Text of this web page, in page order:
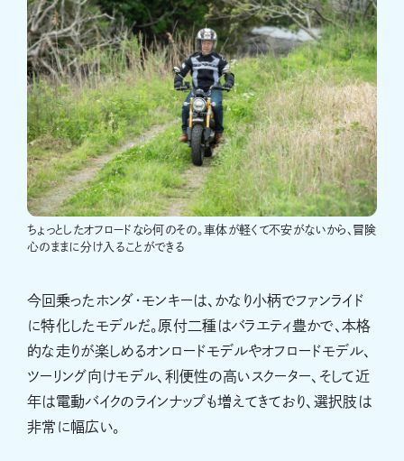
ちょっとしたオフロードなら何のその。車体が軽くて不安がないから、冒険
心のままに分け入ることができる
今回乗ったホンダ・モンキーは、かなり小柄でファンライド
に特化したモデルだ。原付二種はバラエティ豊かで、本格
的な走りが楽しめるオンロードモデルやオフロードモデル、
ツーリング向けモデル、利便性の高いスクーター、そして近
年は電動バイクのラインナップも増えてきており、選択肢は
非常に幅広い。